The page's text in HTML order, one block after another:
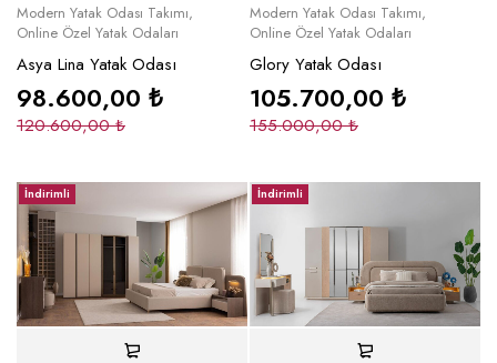
Modern Yatak Odası Takımı,
Online Özel Yatak Odaları
Asya Lina Yatak Odası
120.600,00₺
98.600,00 ₺
Modern Yatak Odası Takımı,
Online Özel Yatak Odaları
Glory Yatak Odası
155.000,00₺
105.700,00 ₺
İndirimli İndirimli